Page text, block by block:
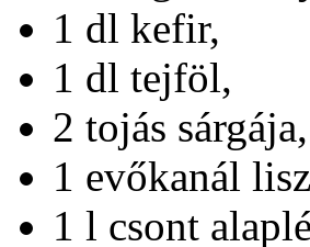
1 dl kefir,
1 dl tejföl,
2 tojás sárgája,
1 evőkanál
1 l csont